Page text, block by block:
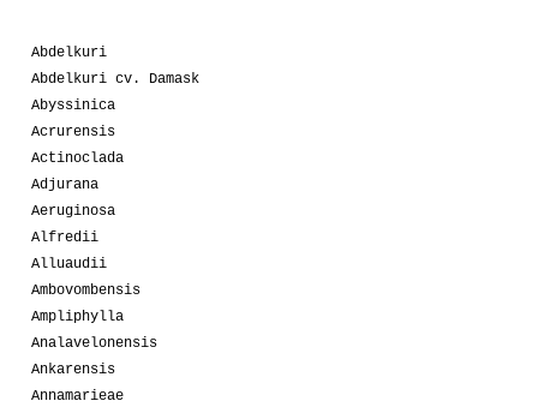
Abdelkuri
Abdelkuri cv. Damask
Abyssinica
Acrurensis
Actinoclada
Adjurana
Aeruginosa
Alfredii
Alluaudii
Ambovombensis
Ampliphylla
Analavelonensis
Ankarensis
Annamarieae